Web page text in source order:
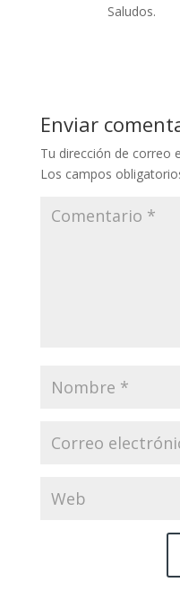
Saludos.
Enviar
Tu dirección de correo
Los campos